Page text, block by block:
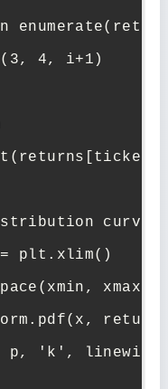
4, i+1)
curve
plt.xlim()
xmax,
p, 'k',